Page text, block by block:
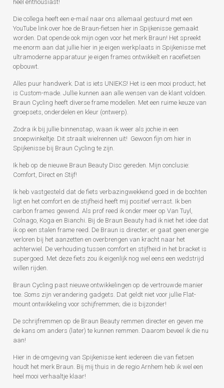
heel enthousiast!
Die collega heeft een e-mail naar ons allemaal gestuurd met een
YouTube link over hoe de Braun-fietsen hier in Spijkenisse gemaakt
worden. Dat opende ook mijn ogen voor het merk Braun! Het spreekt
me enorm aan dat jullie hier in je eigen werkplaats in Spijkenisse met
ultramoderne apparatuur je eigen frames ontwikkelt en racefietsen
opbouwt.
Alles puur handwerk. Dat is iets UNIEKS! Het is een mooi product; het
is Custom-made. Jullie kunnen aan alle wensen van de klant voldoen.
Braun Cycling heeft diverse frame modellen. Met een ruime keuze van
groepsets, onderdelen en kleur (ontwerp).
Zodra ik bij jullie binnenstap, waan ik weer als jochie in een
snoepwinkeltje. Dit straalt wielrennen uit! Gewoon fijn om hier in
Spijkenisse bij Braun Cycling te zijn.
Ik heb op de nieuwe Braun Beauty Disc gereden. Mijn conclusie:
Comfort, Direct en Stijf!
Ik heb vastgesteld dat de fiets verbazingwekkend goed in de bochten
ligt en het comfort en de stijfheid heeft mij positief verrast. Ik ben
carbon frames gewend. Als prof reed ik onder meer op Van Tuyl,
Colnago, Koga en Bianchi. Bij de Braun Beauty had ik niet het idee dat
ik op een stalen frame reed. De Braun is directer; er gaat geen energie
verloren bij het aanzetten en overbrengen van kracht naar het
achterwiel. De verhouding tussen comfort en stijfheid in het bracket is
supergoed. Met deze fiets zou ik eigenlijk nog wel eens een wedstrijd
willen rijden.
Braun Cycling past nieuwe ontwikkelingen op de vertrouwde manier
toe. Soms zijn verandering gadgets. Dat geldt niet voor jullie Flat-
mount ontwikkeling voor schijfremmen; die is bijzonder!
De schrijfremmen op de Braun Beauty remmen directer en geven me
de kans om anders (later) te kunnen remmen. Daarom beveel ik die nu
aan!
Hier in de omgeving van Spijkenisse kent iedereen die van fietsen
houdt het merk Braun. Bij mij thuis in de regio Arnhem heb ik wel een
heel mooi verhaaltje klaar!